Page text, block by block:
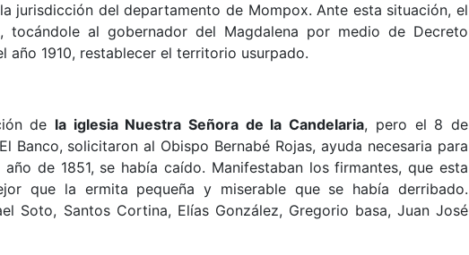
jurisdicción del departamento de Mompox. Ante esta situación, el
tocándole al gobernador del Magdalena por medio de Decreto
año 1910, restablecer el territorio usurpado.
de la iglesia Nuestra Señora de la Candelaria, pero el 8 de
Banco, solicitaron al Obispo Bernabé Rojas, ayuda necesaria para
de 1851, se había caído. Manifestaban los firmantes, que esta
que la ermita pequeña y miserable que se había derribado.
Soto, Santos Cortina, Elías González, Gregorio basa, Juan José